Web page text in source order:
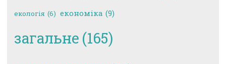
екологія (6) економіка (9)
загальне (165)